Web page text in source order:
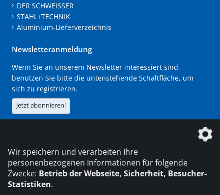
DER SCHWEISSER
STAHL+TECHNIK
Aluminium-Lieferverzeichnis
Newsletteranmeldung
Wenn Sie an unserem Newsletter interessiert sind,
benutzen Sie bitte die untenstehende Schaltfläche, um
sich zu registrieren.
Jetzt abonnieren!
Die DVS Media GmbH ist ein Unternehmen der
Wir speichern und verarbeiten Ihre
personenbezogenen Informationen für folgende
Zwecke: Betrieb der Webseite, Sicherheit, Besucher-
Statistiken.